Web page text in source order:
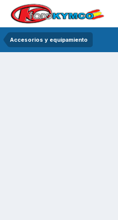
Accesorios y equipamiento